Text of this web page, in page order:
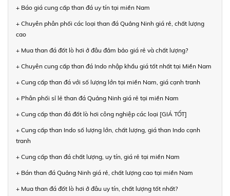
+ Báo giá cung cấp than đá uy tín tại miền Nam
+ Chuyên phân phối các loại than đá Quảng Ninh giá rẻ, chất lượng
cao
+ Mua than đá đốt lò hơi ở đâu đảm bảo giá rẻ và chất lượng?
+ Chuyên cung cấp than đá Indo nhập khẩu giá tốt nhất tại Miền Nam
+ Cung cấp than đá với số lượng lớn tại miền Nam, giá cạnh tranh
+ Phân phối sỉ lẻ than đá Quảng Ninh giá rẻ tại miền Nam
+ Cung cấp than đá đốt lò hơi công nghiệp các loại [GIÁ TỐT]
+ Cung cấp than Indo số lượng lớn, chất lượng, giá than Indo cạnh
tranh
+ Cung cấp than đá chất lượng, uy tín, giá rẻ tại miền Nam
+ Bán than đá Quảng Ninh giá rẻ, chất lượng cao tại miền Nam
+ Mua than đá đốt lò hơi ở đâu uy tín, chất lượng tốt nhất?